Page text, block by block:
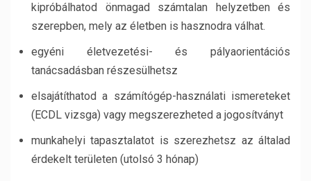
kipróbálhatod önmagad számtalan helyzetben és
szerepben, mely az életben is hasznodra válhat.
egyéni életvezetési- és pályaorientációs
tanácsadásban részesülhetsz
elsajátíthatod a számítógép-használati ismereteket
(ECDL vizsga) vagy megszerezheted a jogosítványt
munkahelyi tapasztalatot is szerezhetsz az általad
érdekelt területen (utolsó 3 hónap)